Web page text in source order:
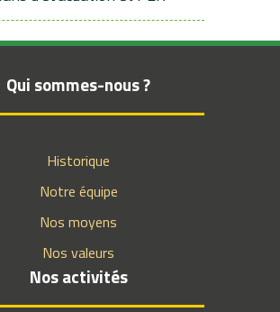
Qui sommes-nous ?
Historique
Notre équipe
Nos moyens
Nos valeurs
Nos activités